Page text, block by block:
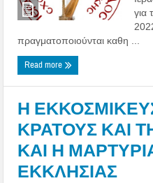
για
πραγματοποιούνται καθη ...
Read more
Η
ΚΡΑΤΟΥΣ ΚΑΙ
ΚΑΙ Η
ΕΚΚΛΗΣΙΑΣ